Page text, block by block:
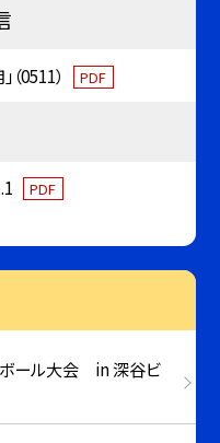
0511） PDF
PDF
ボール大会 in 深谷ビ